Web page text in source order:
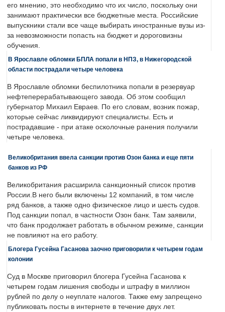
его мнению, это необходимо что их число, поскольку они
занимают практически все бюджетные места. Российские
выпускники стали все чаще выбирать иностранные вузы из-
за невозможности попасть на бюджет и дороговизны
обучения.
В Ярославле обломки БПЛА попали в НПЗ, в Нижегородской
области пострадали четыре человека
В Ярославле обломки беспилотника попали в резервуар
нефтеперерабатывающего завода. Об этом сообщил
губернатор Михаил Евраев. По его словам, возник пожар,
которые сейчас ликвидируют специалисты. Есть и
пострадавшие - при атаке осколочные ранения получили
четыре человека.
Великобритания ввела санкции против Озон банка и еще пяти
банков из РФ
Великобритания расширила санкционный список против
России.В него были включены 12 компаний, в том числе
ряд банков, а также одно физическое лицо и шесть судов.
Под санкции попал, в частности Озон банк. Там заявили,
что банк продолжает работать в обычном режиме, санкции
не повлияют на его работу.
Блогера Гусейна Гасанова заочно приговорили к четырем годам
колонии
Суд в Москве приговорил блогера Гусейна Гасанова к
четырем годам лишения свободы и штрафу в миллион
рублей по делу о неуплате налогов. Также ему запрещено
публиковать посты в интернете в течение двух лет.